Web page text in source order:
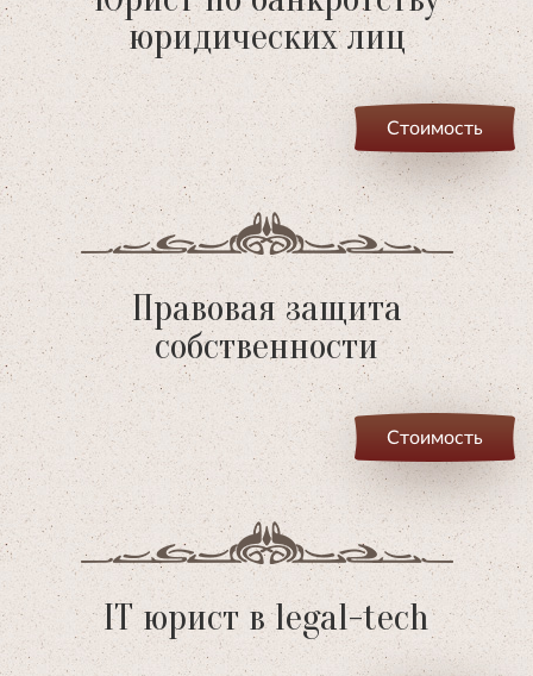
юридических лиц
Стоимость
Правовая защита
собственности
Стоимость
IT юрист в legal-tech